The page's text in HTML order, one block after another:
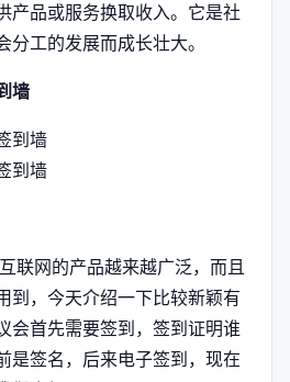
产品或服务换取收入。它是社
工的发展而成长壮大。
墙
联网的产品越来越广泛，而且
到，今天介绍一下比较新颖有
会首先需要签到，签到证明谁
是签名，后来电子签到，现在